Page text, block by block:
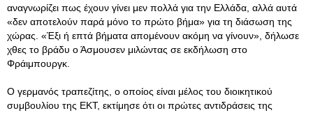
αναγνωρίζει πως έχουν γίνει μεν πολλά για την Ελλάδα, αλλά αυτά
«δεν αποτελούν παρά μόνο το πρώτο βήμα» για τη διάσωση της
χώρας. «Έξι ή επτά βήματα απομένουν ακόμη να γίνουν», δήλωσε
χθες το βράδυ ο Άσμουσεν μιλώντας σε εκδήλωση στο
Φράιμπουργκ.
Ο γερμανός τραπεζίτης, ο οποίος είναι μέλος του διοικητικού
συμβουλίου της ΕΚΤ, εκτίμησε ότι οι πρώτες αντιδράσεις της